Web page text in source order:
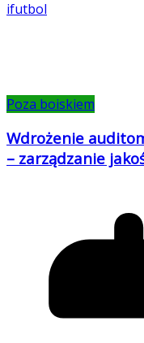
ifutbol
Poza boiskiem
Wdrożenie
– zarządzanie